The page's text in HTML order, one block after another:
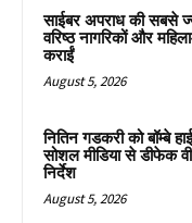
साईबर अपराध की सबसे
वरिष्ठ नागरिकों और
कराईं
August 5, 2026
नितिन गडकरी को बॉम्बे
सोशल मीडिया से डीफेक
निर्देश
August 5, 2026